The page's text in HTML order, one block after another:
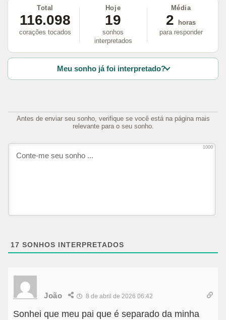
Total
116.098
corações tocados
Hoje
19
sonhos
interpretados
Média
2
horas
para responder
Meu sonho já foi interpretado?
Antes de enviar seu sonho, verifique se você está na página mais
relevante para o seu sonho.
1000
17 SONHOS INTERPRETADOS
João 8 de abril de 2026 06:42
Sonhei que meu pai que é separado da minha